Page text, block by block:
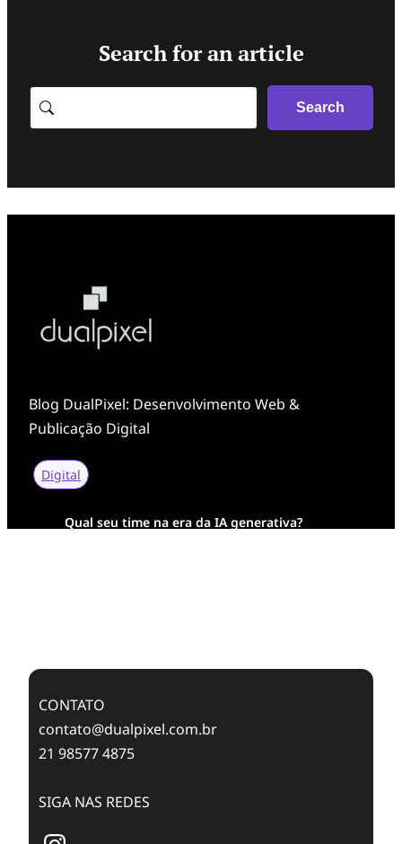
Search for an article
Search
Search
Blog DualPixel: Desenvolvimento Web &
Publicação Digital
Digital
Qual seu time na era da IA generativa?
CONTATO
contato@dualpixel.com.br
21 98577 4875
SIGA NAS REDES